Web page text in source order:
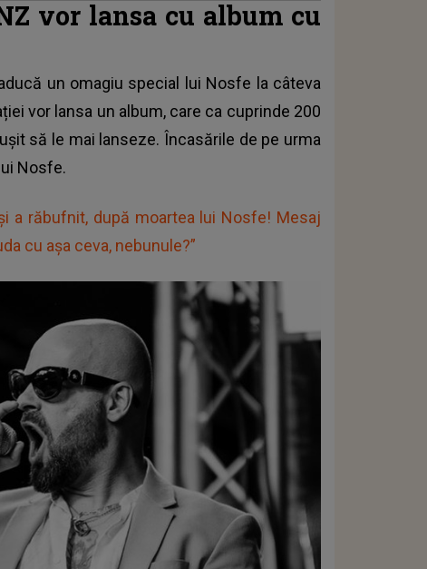
vor lansa cu album cu
un omagiu special lui Nosfe la câteva
vor lansa un album, care ca cuprinde 200
să le mai lanseze. Încasările de pe urma
Nosfe.
a răbufnit, după moartea lui Nosfe! Mesaj
cu așa ceva, nebunule?”